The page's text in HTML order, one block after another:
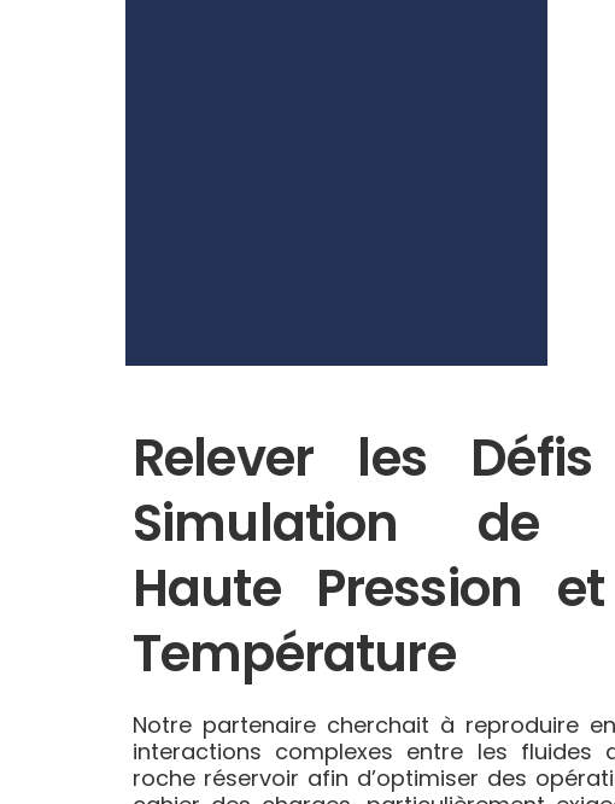
Relever les
Simulation de
Haute Pression
Température
Notre partenaire cherchait à reproduire
interactions complexes entre les
roche réservoir afin d’optimiser des